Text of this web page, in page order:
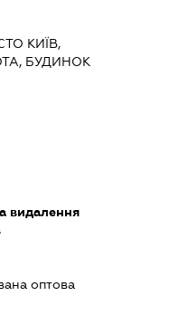
КИЇВ,
БУДИНОК
видалення
оптова